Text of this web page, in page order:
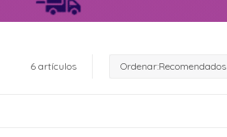
6 artículos Recomendados